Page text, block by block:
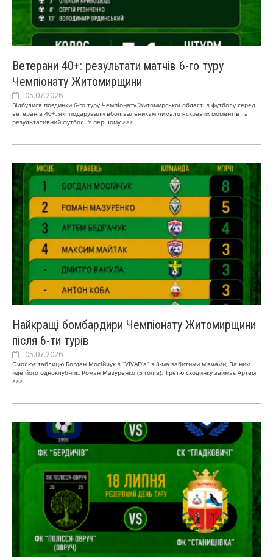
Ветерани 40+: результати матчів 6-го туру
Чемпіонату Житомирщини
05.07.2026
Відбулися поєдинки 6-го туру Чемпіонату Житомирської області з футболу серед
ветеранів 40+, які подарували вболівальникам чимало яскравих моментів та
результативний футбол. У першому >>>
Найкращі бомбардири Чемпіонату Житомирщини
після 6-ти турів
05.07.2026
Очолює таблицю Богдан Мосійчук з “VIVAD’а” з 8-ма забитими м’ячами; За ним
йде його одноклубник, Роман Мазуренко (5 голів); Третю сходинку займає Артем
>>>